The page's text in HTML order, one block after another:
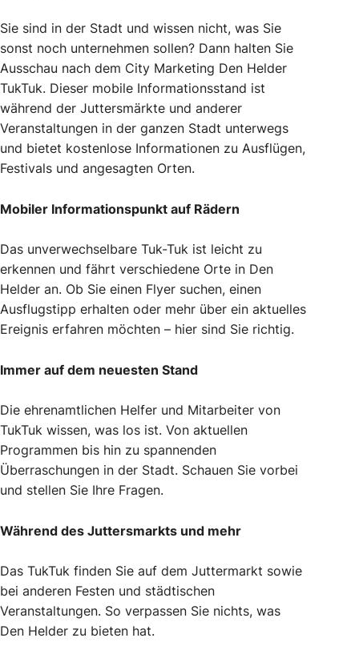
Sie sind in der Stadt und wissen nicht, was Sie
sonst noch unternehmen sollen? Dann halten Sie
Ausschau nach dem City Marketing Den Helder
TukTuk. Dieser mobile Informationsstand ist
während der Juttersmärkte und anderer
Veranstaltungen in der ganzen Stadt unterwegs
und bietet kostenlose Informationen zu Ausflügen,
Festivals und angesagten Orten.
Mobiler Informationspunkt auf Rädern
Das unverwechselbare Tuk-Tuk ist leicht zu
erkennen und fährt verschiedene Orte in Den
Helder an. Ob Sie einen Flyer suchen, einen
Ausflugstipp erhalten oder mehr über ein aktuelles
Ereignis erfahren möchten – hier sind Sie richtig.
Immer auf dem neuesten Stand
Die ehrenamtlichen Helfer und Mitarbeiter von
TukTuk wissen, was los ist. Von aktuellen
Programmen bis hin zu spannenden
Überraschungen in der Stadt. Schauen Sie vorbei
und stellen Sie Ihre Fragen.
Während des Juttersmarkts und mehr
Das TukTuk finden Sie auf dem Juttermarkt sowie
bei anderen Festen und städtischen
Veranstaltungen. So verpassen Sie nichts, was
Den Helder zu bieten hat.